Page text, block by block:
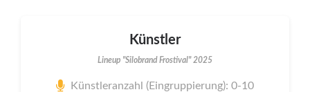
Künstler
Lineup "Silobrand Frostival" 2025
Künstleranzahl (Eingruppierung): 0-10